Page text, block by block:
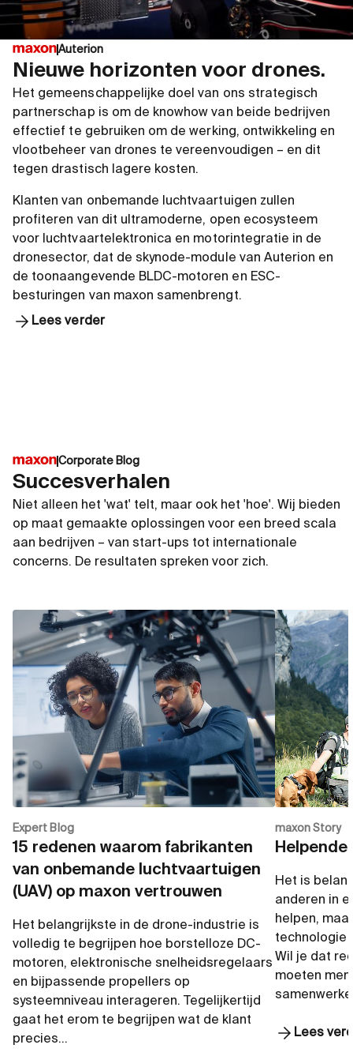
Stuwkracht: Tot 290 g
Gewicht (incl. kabel): 23 g
Propellerbereik: 5” – 6”
3D STEP
Gegevensblad
3D
Spoed: 4,5” gemeten op 75% van
propellerblad
Gewicht: 15 g
Gegevensblad
UAV-ESC 52/30
Gewicht (incl. kabel, incl. behuizing):
102 g
Uitgangsstroom: 30A continu / 90A
piek
3D STEP
Gegevensblad
UAV-
piek
Auterion
Nieuwe horizonten voor drones.
Het gemeenschappelijke doel van ons strategisch
partnerschap is om de knowhow van beide bedrijven
effectief te gebruiken om de werking, ontwikkeling en
vlootbeheer van drones te vereenvoudigen – en dit
tegen drastisch lagere kosten.
Klanten van onbemande luchtvaartuigen zullen
profiteren van dit ultramoderne, open ecosysteem
voor luchtvaartelektronica en motorintegratie in de
dronesector, dat de skynode-module van Auterion en
de toonaangevende BLDC-motoren en ESC-
besturingen van maxon samenbrengt.
Lees verder
Corporate Blog
Succesverhalen
Niet alleen het 'wat' telt, maar ook het 'hoe'. Wij bieden
op maat gemaakte oplossingen voor een breed scala
aan bedrijven – van start-ups tot internationale
concerns. De resultaten spreken voor zich.
Expert Blog
15 redenen waarom fabrikanten
van onbemande luchtvaartuigen
(UAV) op maxon vertrouwen
Het belangrijkste in de drone-industrie is
volledig te begrijpen hoe borstelloze DC-
motoren, elektronische snelheidsregelaars
en bijpassende propellers op
systeemniveau interageren. Tegelijkertijd
gaat het erom te begrijpen wat de klant
precies…
maxon Story
Helpende
Het is
anderen in
helpen,
technologie
Wil je dat
moeten
Lees